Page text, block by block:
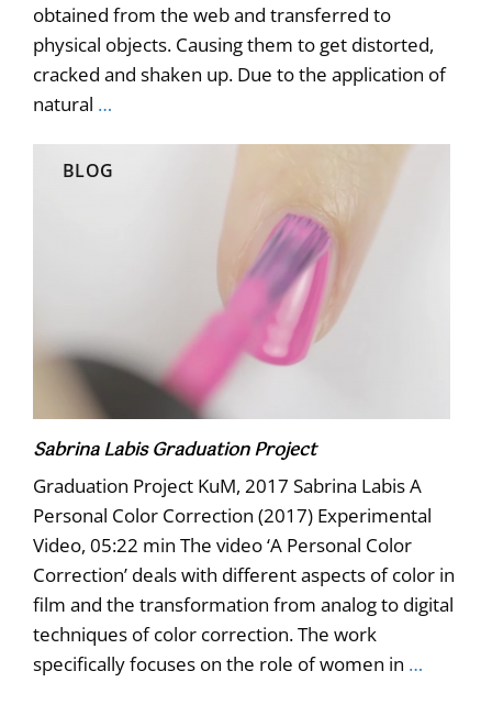
obtained from the web and transferred to
physical objects. Causing them to get distorted,
cracked and shaken up. Due to the application of
natural …
BLOG
Sabrina Labis Graduation Project
Graduation Project KuM, 2017 Sabrina Labis A
Personal Color Correction (2017) Experimental
Video, 05:22 min The video ‘A Personal Color
Correction’ deals with different aspects of color in
film and the transformation from analog to digital
techniques of color correction. The work
specifically focuses on the role of women in …